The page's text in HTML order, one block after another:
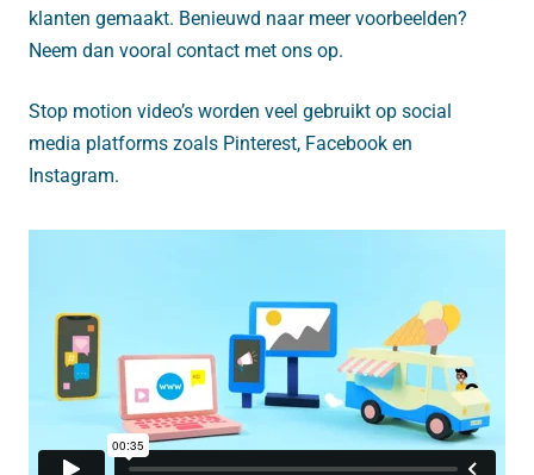
klanten gemaakt. Benieuwd naar meer voorbeelden?
Neem dan vooral contact met ons op.
Stop motion video’s worden veel gebruikt op social
media platforms zoals Pinterest, Facebook en
Instagram.